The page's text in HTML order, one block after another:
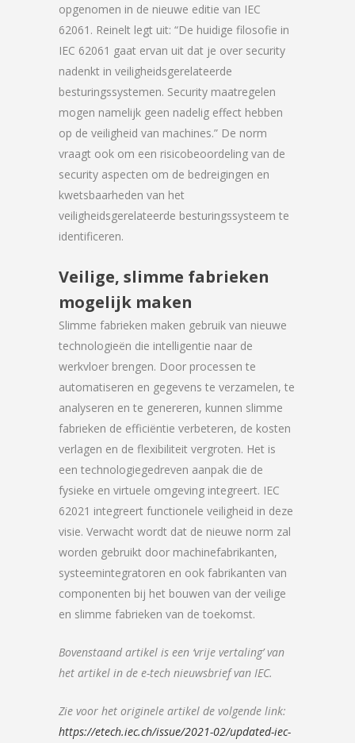
opgenomen in de nieuwe editie van IEC
62061. Reinelt legt uit: “De huidige filosofie in
IEC 62061 gaat ervan uit dat je over security
nadenkt in veiligheidsgerelateerde
besturingssystemen. Security maatregelen
mogen namelijk geen nadelig effect hebben
op de veiligheid van machines.” De norm
vraagt ook om een risicobeoordeling van de
security aspecten om de bedreigingen en
kwetsbaarheden van het
veiligheidsgerelateerde besturingssysteem te
identificeren.
Veilige, slimme fabrieken
mogelijk maken
Slimme fabrieken maken gebruik van nieuwe
technologieën die intelligentie naar de
werkvloer brengen. Door processen te
automatiseren en gegevens te verzamelen, te
analyseren en te genereren, kunnen slimme
fabrieken de efficiëntie verbeteren, de kosten
verlagen en de flexibiliteit vergroten. Het is
een technologiegedreven aanpak die de
fysieke en virtuele omgeving integreert. IEC
62021 integreert functionele veiligheid in deze
visie. Verwacht wordt dat de nieuwe norm zal
worden gebruikt door machinefabrikanten,
systeemintegratoren en ook fabrikanten van
componenten bij het bouwen van der veilige
en slimme fabrieken van de toekomst.
Bovenstaand artikel is een ‘vrije vertaling’ van
het artikel in de e-tech nieuwsbrief van IEC.
Zie voor het originele artikel de volgende link:
https://etech.iec.ch/issue/2021-02/updated-iec-